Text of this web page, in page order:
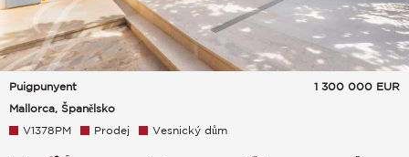
Puigpunyent
Mallorca, Španělsko
1 300 000 EUR
V1378PM Prodej Vesnický dům